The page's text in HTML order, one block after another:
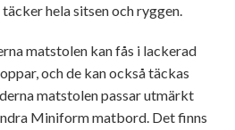
hela sitsen och ryggen.
matstolen kan fås i lackerad
och de kan också täckas
matstolen passar utmärkt
Miniform matbord. Det finns